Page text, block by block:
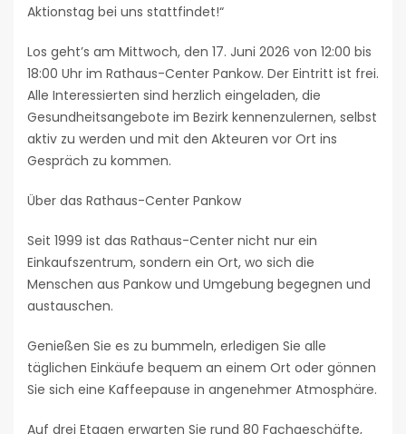
Aktionstag bei uns stattfindet!“
Los geht’s am Mittwoch, den 17. Juni 2026 von 12:00 bis
18:00 Uhr im Rathaus-Center Pankow. Der Eintritt ist frei.
Alle Interessierten sind herzlich eingeladen, die
Gesundheitsangebote im Bezirk kennenzulernen, selbst
aktiv zu werden und mit den Akteuren vor Ort ins
Gespräch zu kommen.
Über das Rathaus-Center Pankow
Seit 1999 ist das Rathaus-Center nicht nur ein
Einkaufszentrum, sondern ein Ort, wo sich die
Menschen aus Pankow und Umgebung begegnen und
austauschen.
Genießen Sie es zu bummeln, erledigen Sie alle
täglichen Einkäufe bequem an einem Ort oder gönnen
Sie sich eine Kaffeepause in angenehmer Atmosphäre.
Auf drei Etagen erwarten Sie rund 80 Fachgeschäfte,